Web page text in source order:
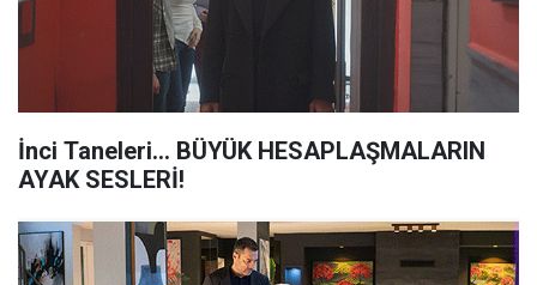
İnci Taneleri... BÜYÜK HESAPLAŞMALARIN
AYAK SESLERİ!